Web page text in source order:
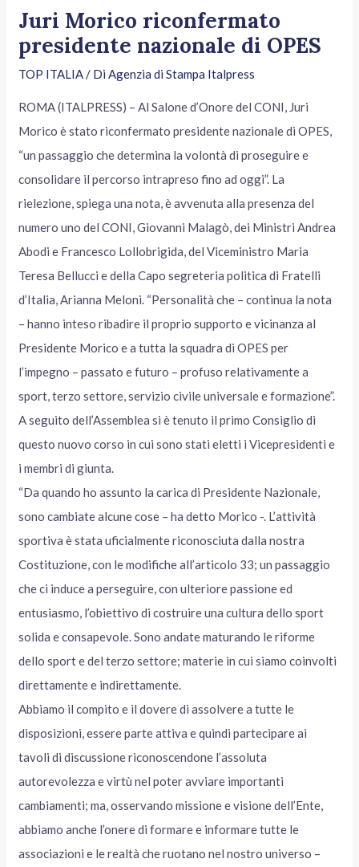
Juri Morico riconfermato
presidente nazionale di OPES
TOP ITALIA/ DiAgenzia di Stampa Italpress
ROMA (ITALPRESS) – Al Salone d’Onore del CONI, Juri
Morico è stato riconfermato presidente nazionale di OPES,
“un passaggio che determina la volontà di proseguire e
consolidare il percorso intrapreso fino ad oggi”. La
rielezione, spiega una nota, è avvenuta alla presenza del
numero uno del CONI, Giovanni Malagò, dei Ministri Andrea
Abodi e Francesco Lollobrigida, del Viceministro Maria
Teresa Bellucci e della Capo segreteria politica di Fratelli
d’Italia, Arianna Meloni. “Personalità che – continua la nota
– hanno inteso ribadire il proprio supporto e vicinanza al
Presidente Morico e a tutta la squadra di OPES per
l’impegno – passato e futuro – profuso relativamente a
sport, terzo settore, servizio civile universale e formazione”.
A seguito dell’Assemblea si è tenuto il primo Consiglio di
questo nuovo corso in cui sono stati eletti i Vicepresidenti e
i membri di giunta.
“Da quando ho assunto la carica di Presidente Nazionale,
sono cambiate alcune cose – ha detto Morico -. L’attività
sportiva è stata uficialmente riconosciuta dalla nostra
Costituzione, con le modifiche all’articolo 33; un passaggio
che ci induce a perseguire, con ulteriore passione ed
entusiasmo, l’obiettivo di costruire una cultura dello sport
solida e consapevole. Sono andate maturando le riforme
dello sport e del terzo settore; materie in cui siamo coinvolti
direttamente e indirettamente.
Abbiamo il compito e il dovere di assolvere a tutte le
disposizioni, essere parte attiva e quindi partecipare ai
tavoli di discussione riconoscendone l’assoluta
autorevolezza e virtù nel poter avviare importanti
cambiamenti; ma, osservando missione e visione dell’Ente,
abbiamo anche l’onere di formare e informare tutte le
associazioni e le realtà che ruotano nel nostro universo –